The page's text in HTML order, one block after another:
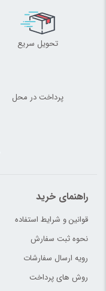
تحویل سریع
پرداخت در محل
راهنمای خرید
قوانین و شرایط استفاده
نحوه ثبت سفارش
رویه ارسال سفارشات
روش های پرداخت